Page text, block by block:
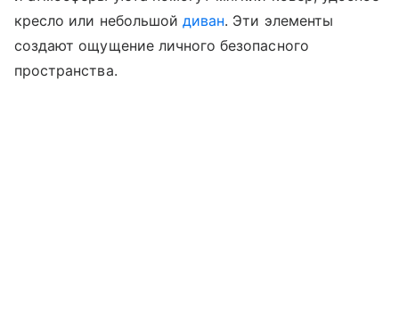
кресло или небольшойдиван. Эти элементы
создают ощущение личного безопасного
пространства.